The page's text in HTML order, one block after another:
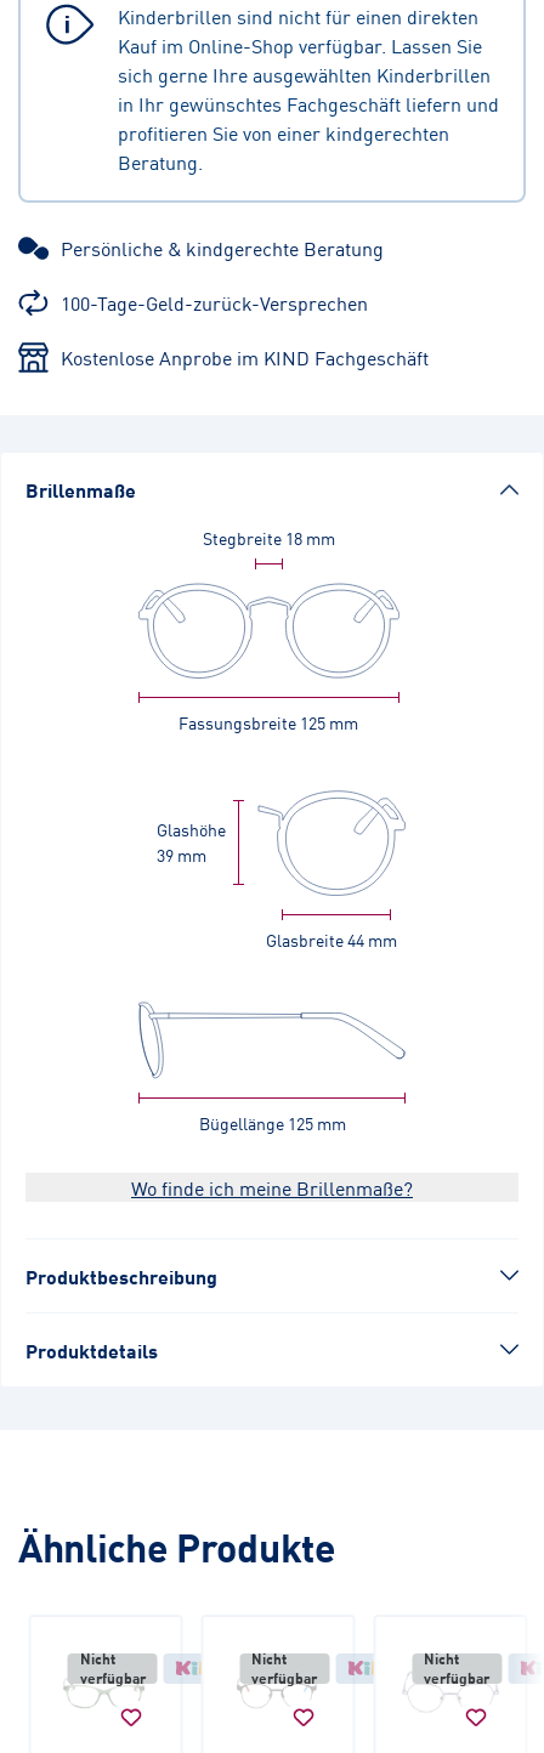
Kinderbrillen sind nicht für einen direkten
Kauf im Online-Shop verfügbar. Lassen Sie
sich gerne Ihre ausgewählten Kinderbrillen
in Ihr gewünschtes Fachgeschäft liefern und
profitieren Sie von einer kindgerechten
Beratung.
Persönliche & kindgerechte Beratung
100-Tage-Geld-zurück-Versprechen
Kostenlose Anprobe im KIND Fachgeschäft
Brillenmaße
Stegbreite 18 mm
Fassungsbreite 125 mm
Glasbreite44 mm
Glashöhe
39 mm
Bügellänge 125 mm
Wo finde ich meine Brillenmaße?
Produktbeschreibung
Produktdetails
Ähnliche Produkte
Nicht
verfügbar
Nicht
verfügbar
Nicht
verfügbar